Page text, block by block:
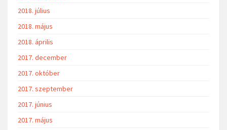
2018. július
2018. május
2018. április
2017. december
2017. október
2017. szeptember
2017. június
2017. május